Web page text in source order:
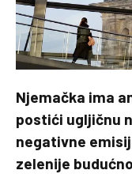
Njemačka ima
postići ugljičnu
negativne
zelenije